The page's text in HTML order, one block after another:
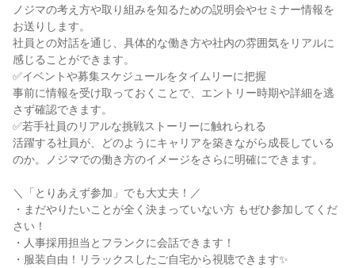
ノジマの考え方や取り組みを知るための説明会やセミナー情報を
お送りします。
社員との対話を通じ、具体的な働き方や社内の雰囲気をリアルに
感じることができます。
✅イベントや募集スケジュールをタイムリーに把握
事前に情報を受け取っておくことで、エントリー時期や詳細を逃
さず確認できます。
✅若手社員のリアルな挑戦ストーリーに触れられる
活躍する社員が、どのようにキャリアを築きながら成長している
のか。ノジマでの働き方のイメージをさらに明確にできます。
＼「とりあえず参加」でも大丈夫！／
・まだやりたいことが全く決まっていない方 もぜひ参加してくだ
さい！
・人事採用担当とフランクに会話できます！
・服装自由！リラックスしたご自宅から視聴できます✨